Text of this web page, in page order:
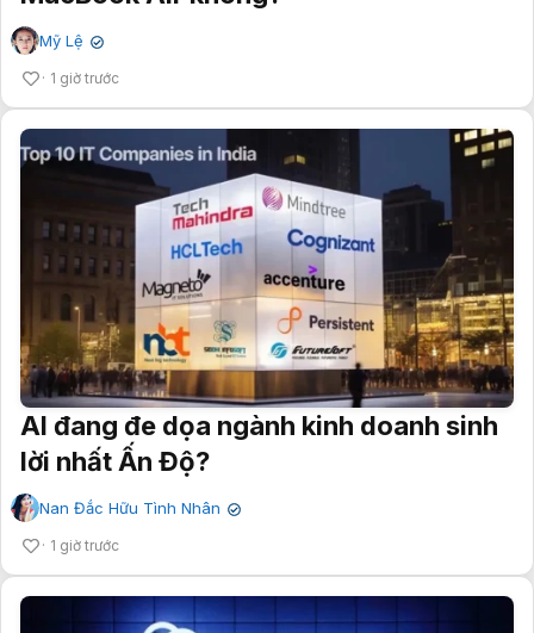
Mỹ Lệ ✔
1 giờ trước
AI đang đe dọa ngành kinh doanh sinh
lời nhất Ấn Độ?
Nan Đắc Hữu Tình Nhân ✔
1 giờ trước